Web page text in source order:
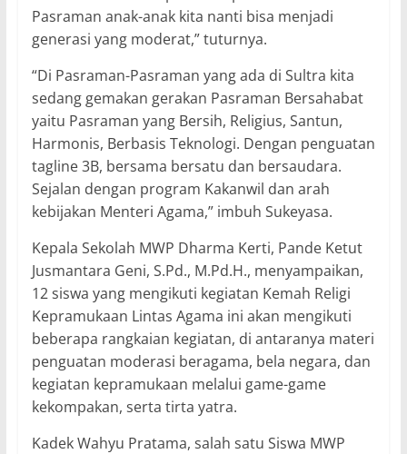
Pasraman anak-anak kita nanti bisa menjadi
generasi yang moderat,” tuturnya.
“Di Pasraman-Pasraman yang ada di Sultra kita
sedang gemakan gerakan Pasraman Bersahabat
yaitu Pasraman yang Bersih, Religius, Santun,
Harmonis, Berbasis Teknologi. Dengan penguatan
tagline 3B, bersama bersatu dan bersaudara.
Sejalan dengan program Kakanwil dan arah
kebijakan Menteri Agama,” imbuh Sukeyasa.
Kepala Sekolah MWP Dharma Kerti, Pande Ketut
Jusmantara Geni, S.Pd., M.Pd.H., menyampaikan,
12 siswa yang mengikuti kegiatan Kemah Religi
Kepramukaan Lintas Agama ini akan mengikuti
beberapa rangkaian kegiatan, di antaranya materi
penguatan moderasi beragama, bela negara, dan
kegiatan kepramukaan melalui game-game
kekompakan, serta tirta yatra.
Kadek Wahyu Pratama, salah satu Siswa MWP